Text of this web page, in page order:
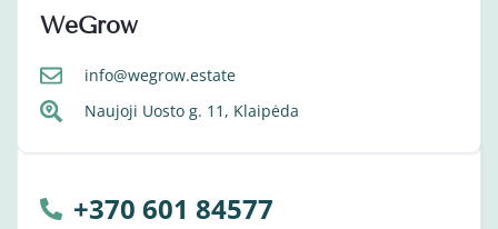
WeGrow
info@wegrow.estate
Naujoji Uosto g. 11, Klaipėda
+370 601 84577